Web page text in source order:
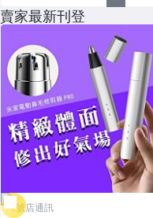
賣家最新刊登
1號店通訊